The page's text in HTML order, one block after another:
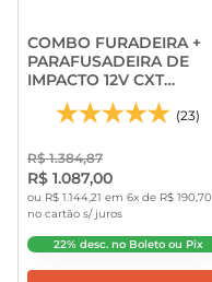
COMBO FURADEIRA +
PARAFUSADEIRA DE
IMPACTO 12V CXT
CLX228SAX - MAKITA
(23)
R$ 1.384,87
R$ 1.087,00
ou R$ 1.144,21 em 6x de R$ 190,70
no cartão s/ juros
22% desc. no Boleto ou Pix